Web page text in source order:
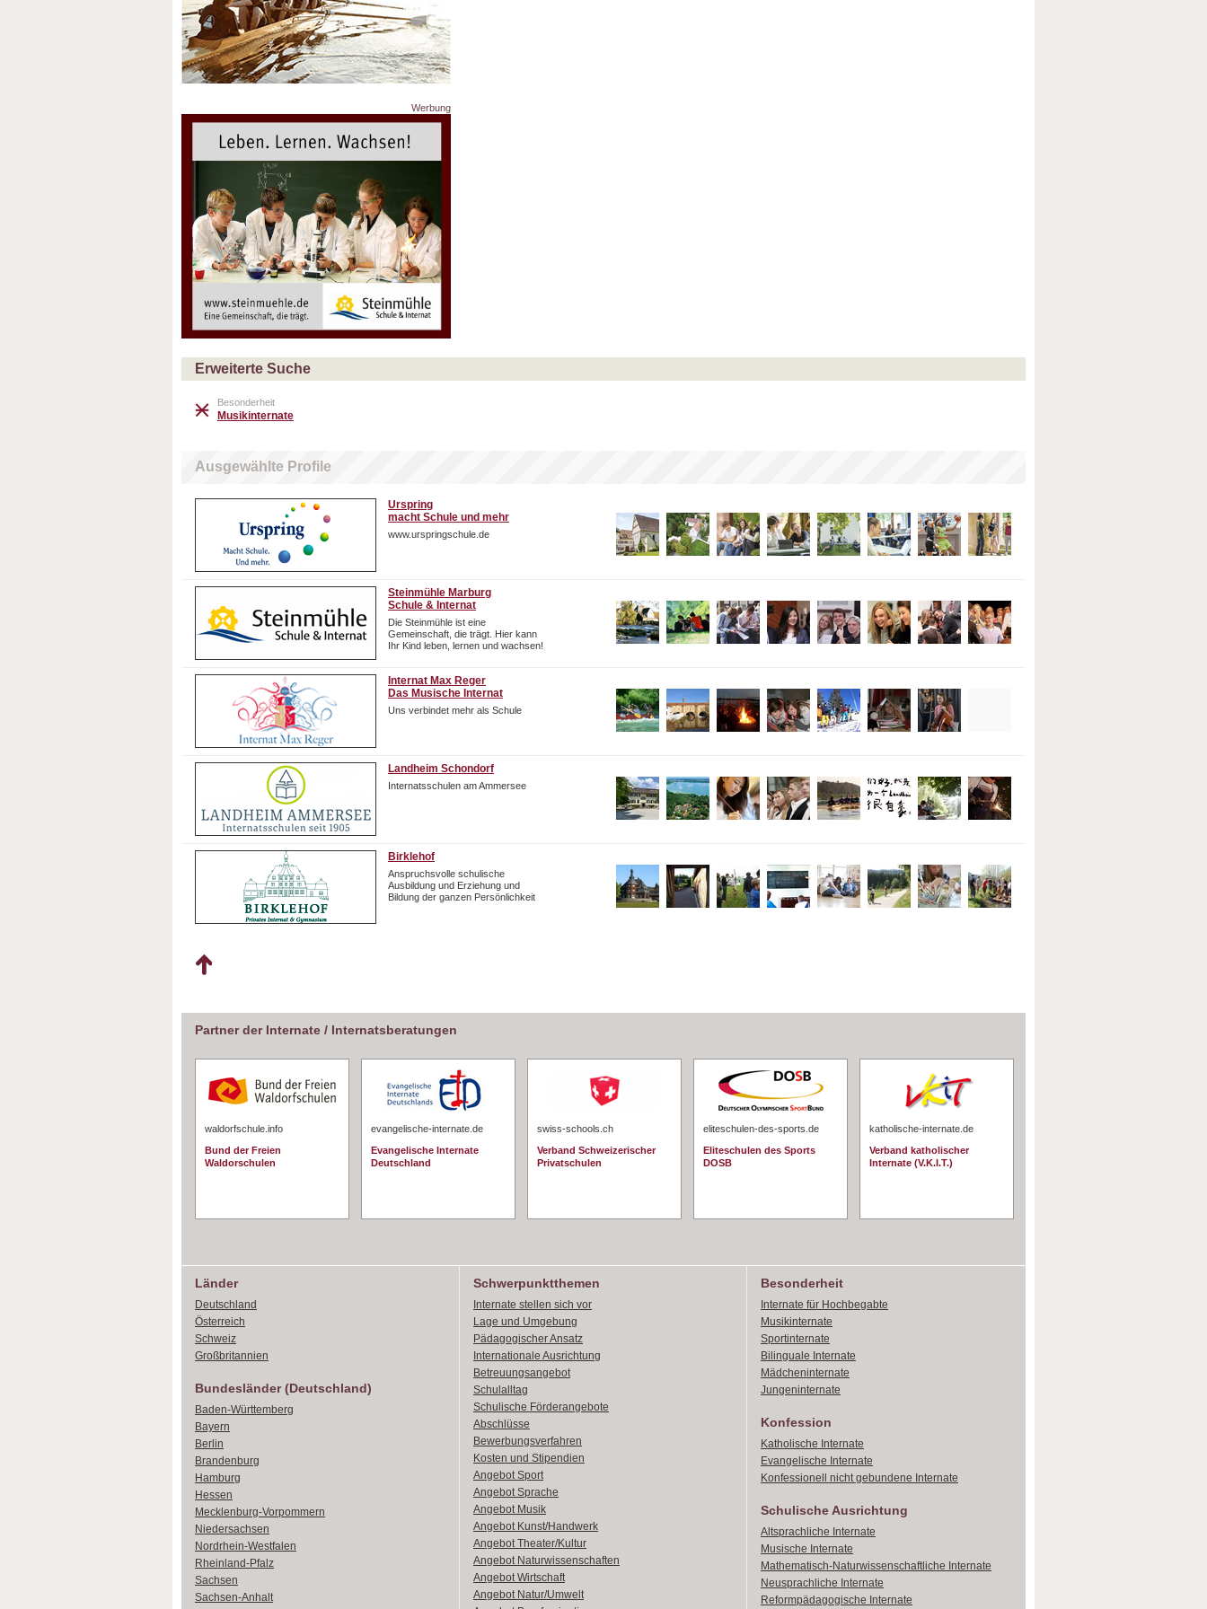
Werbung
Erweiterte Suche
Besonderheit
Musikinternate
Ausgewählte Profile
Urspring
macht Schule und mehr
www.urspringschule.de
Steinmühle Marburg
Schule & Internat
Die Steinmühle ist eine
Gemeinschaft, die trägt. Hier kann
Ihr Kind leben, lernen und wachsen!
Internat Max Reger
Das Musische Internat
Uns verbindet mehr als Schule
Landheim Schondorf
Internatsschulen am Ammersee
Birklehof
Anspruchsvolle schulische
Ausbildung und Erziehung und
Bildung der ganzen Persönlichkeit
Partner der Internate / Internatsberatungen
waldorfschule.info
Bund der Freien
Waldorschulen
evangelische-internate.de
Evangelische Internate
Deutschland
swiss-schools.ch
Verband Schweizerischer
Privatschulen
eliteschulen-des-sports.de
Eliteschulen des Sports
DOSB
katholische-internate.de
Verband katholischer
Internate (V.K.I.T.)
Länder
Deutschland
Österreich
Schweiz
Großbritannien
Bundesländer (Deutschland)
Baden-Württemberg
Bayern
Berlin
Brandenburg
Hamburg
Hessen
Mecklenburg-Vorpommern
Niedersachsen
Nordrhein-Westfalen
Rheinland-Pfalz
Sachsen
Sachsen-Anhalt
Schwerpunktthemen
Internate stellen sich vor
Lage und Umgebung
Pädagogischer Ansatz
Internationale Ausrichtung
Betreuungsangebot
Schulalltag
Schulische Förderangebote
Abschlüsse
Bewerbungsverfahren
Kosten und Stipendien
Angebot Sport
Angebot Sprache
Angebot Musik
Angebot Kunst/Handwerk
Angebot Theater/Kultur
Angebot Naturwissenschaften
Angebot Wirtschaft
Angebot Natur/Umwelt
Besonderheit
Internate für Hochbegabte
Musikinternate
Sportinternate
Bilinguale Internate
Mädcheninternate
Jungeninternate
Konfession
Katholische Internate
Evangelische Internate
Konfessionell nicht gebundene Internate
Schulische Ausrichtung
Altsprachliche Internate
Musische Internate
Mathematisch-Naturwissenschaftliche Internate
Neusprachliche Internate
Reformpädagogische Internate